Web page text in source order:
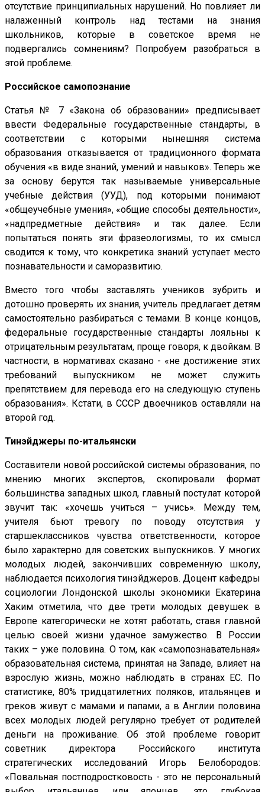
отсутствие принципиальных нарушений. Но повлияет ли
налаженный контроль над тестами на знания
школьников, которые в советское время не
подвергались сомнениям? Попробуем разобраться в
этой проблеме.
Российское самопознание
Статья № 7 «Закона об образовании» предписывает
ввести Федеральные государственные стандарты, в
соответствии с которыми нынешняя система
образования отказывается от традиционного формата
обучения «в виде знаний, умений и навыков». Теперь же
за основу берутся так называемые универсальные
учебные действия (УУД), под которыми понимают
«общеучебные умения», «общие способы деятельности»,
«надпредметные действия» и так далее. Если
попытаться понять эти фразеологизмы, то их смысл
сводится к тому, что конкретика знаний уступает место
познавательности и саморазвитию.
Вместо того чтобы заставлять учеников зубрить и
дотошно проверять их знания, учитель предлагает детям
самостоятельно разбираться с темами. В конце концов,
федеральные государственные стандарты лояльны к
отрицательным результатам, проще говоря, к двойкам. В
частности, в нормативах сказано - «не достижение этих
требований выпускником не может служить
препятствием для перевода его на следующую ступень
образования». Кстати, в СССР двоечников оставляли на
второй год.
Тинэйджеры по-итальянски
Составители новой российской системы образования, по
мнению многих экспертов, скопировали формат
большинства западных школ, главный постулат которой
звучит так: «хочешь учиться – учись». Между тем,
учителя бьют тревогу по поводу отсутствия у
старшеклассников чувства ответственности, которое
было характерно для советских выпускников. У многих
молодых людей, закончивших современную школу,
наблюдается психология тинэйджеров. Доцент кафедры
социологии Лондонской школы экономики Екатерина
Хаким отметила, что две трети молодых девушек в
Европе категорически не хотят работать, ставя главной
целью своей жизни удачное замужество. В России
таких – уже половина. О том, как «самопознавательная»
образовательная система, принятая на Западе, влияет на
взрослую жизнь, можно наблюдать в странах ЕС. По
статистике, 80% тридцатилетних поляков, итальянцев и
греков живут с мамами и папами, а в Англии половина
всех молодых людей регулярно требует от родителей
деньги на проживание. Об этой проблеме говорит
советник директора Российского института
стратегических исследований Игорь Белобородов:
«Повальная постподростковость - это не персональный